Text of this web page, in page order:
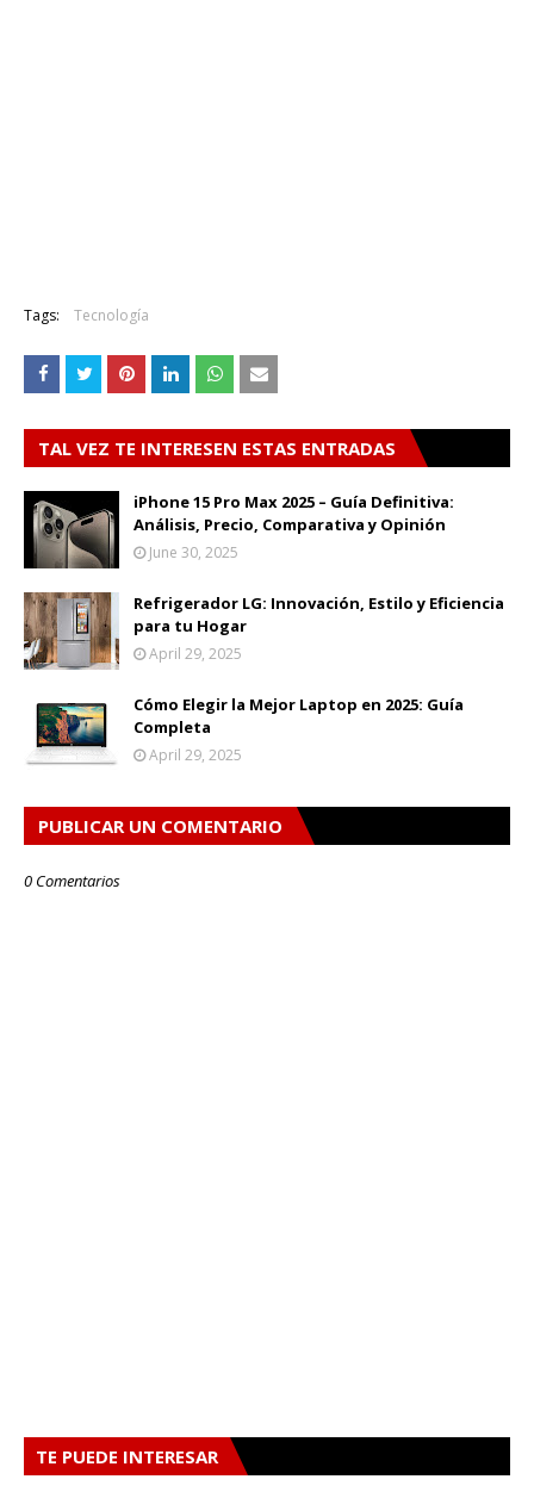
Tags: Tecnología
TAL VEZ TE INTERESEN ESTAS ENTRADAS
iPhone 15 Pro Max 2025 – Guía Definitiva:
Análisis, Precio, Comparativa y Opinión
June 30, 2025
Refrigerador LG: Innovación, Estilo y Eficiencia
para tu Hogar
April 29, 2025
Cómo Elegir la Mejor Laptop en 2025: Guía
Completa
April 29, 2025
PUBLICAR UN COMENTARIO
0 Comentarios
TE PUEDE INTERESAR